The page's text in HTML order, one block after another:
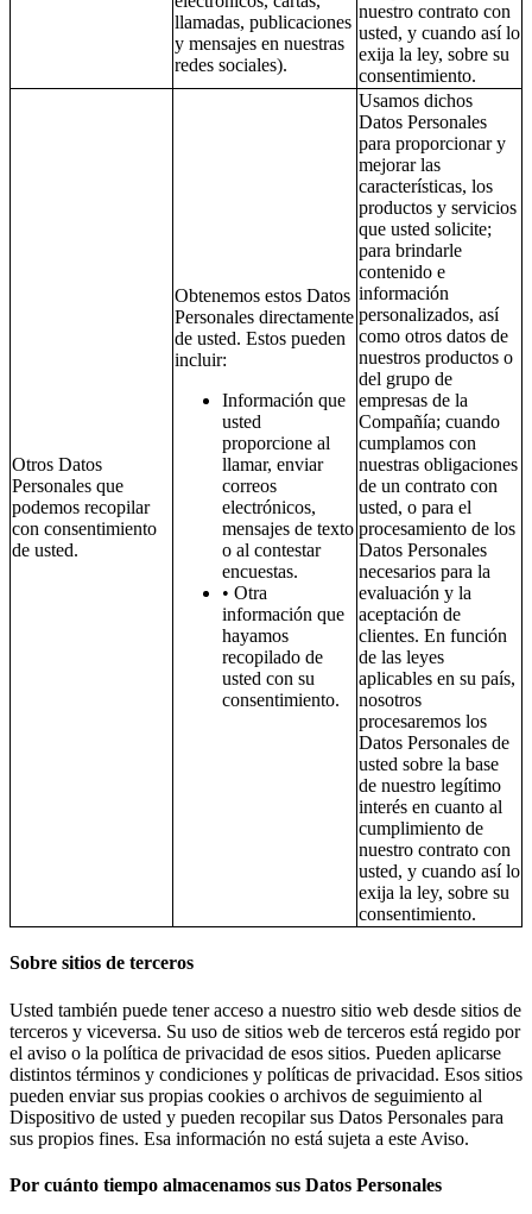
llamadas, publicaciones
y mensajes en nuestras
redes sociales).
nuestro contrato con
usted, y cuando así lo
exija la ley, sobre su
consentimiento.
Otros Datos
Personales que
podemos recopilar
con consentimiento
de usted.
Obtenemos estos Datos
Personales directamente
de usted. Estos pueden
incluir:
Información que
usted
proporcione al
llamar, enviar
correos
electrónicos,
mensajes de texto
o al contestar
encuestas.
• Otra
información que
hayamos
recopilado de
usted con su
consentimiento.
Usamos dichos
Datos Personales
para proporcionar y
mejorar las
características, los
productos y servicios
que usted solicite;
para brindarle
contenido e
información
personalizados, así
como otros datos de
nuestros productos o
del grupo de
empresas de la
Compañía; cuando
cumplamos con
nuestras obligaciones
de un contrato con
usted, o para el
procesamiento de los
Datos Personales
necesarios para la
evaluación y la
aceptación de
clientes. En función
de las leyes
aplicables en su país,
nosotros
procesaremos los
Datos Personales de
usted sobre la base
de nuestro legítimo
interés en cuanto al
cumplimiento de
nuestro contrato con
usted, y cuando así lo
exija la ley, sobre su
consentimiento.
Sobre sitios de terceros
Usted también puede tener acceso a nuestro sitio web desde sitios de
terceros y viceversa. Su uso de sitios web de terceros está regido por
el aviso o la política de privacidad de esos sitios. Pueden aplicarse
distintos términos y condiciones y políticas de privacidad. Esos sitios
pueden enviar sus propias cookies o archivos de seguimiento al
Dispositivo de usted y pueden recopilar sus Datos Personales para
sus propios fines. Esa información no está sujeta a este Aviso.
Por cuánto tiempo almacenamos sus Datos Personales